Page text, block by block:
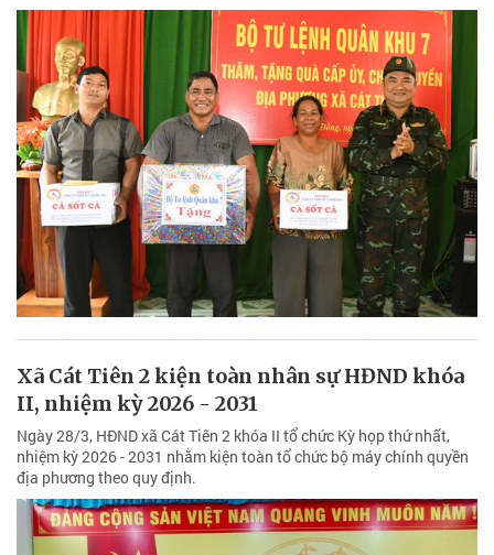
Xã Cát Tiên 2 kiện toàn nhân sự HĐND khóa
II, nhiệm kỳ 2026 - 2031
Ngày 28/3, HĐND xã Cát Tiên 2 khóa II tổ chức Kỳ họp thứ nhất,
nhiệm kỳ 2026 - 2031 nhằm kiện toàn tổ chức bộ máy chính quyền
địa phương theo quy định.